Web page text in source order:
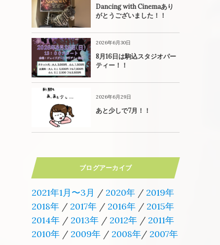
Dancing with Cinemaあり
がとうございました！！
2026年6月30日
8月16日は駒込スタジオパー
ティー！！
2026年6月29日
あと少しで7月！！
ブログアーカイブ
2021年1月〜3月 / 2020年 / 2019年
2018年 / 2017年 / 2016年 / 2015年
2014年 / 2013年 / 2012年 / 2011年
2010年 / 2009年 / 2008年/ 2007年